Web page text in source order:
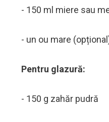
- 150 ml miere sau
- un ou mare
Pentru glazură:
- 150 g zahăr pudră